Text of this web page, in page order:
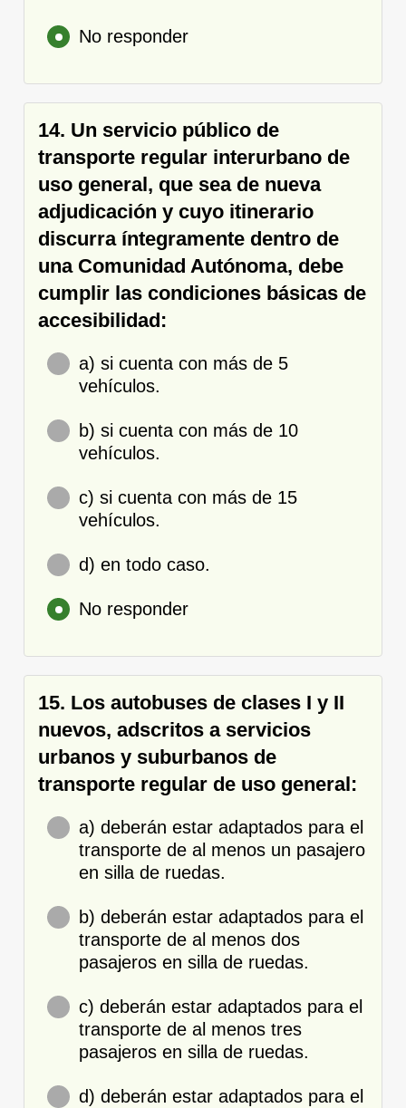
No responder
14. Un servicio público de
transporte regular interurbano de
uso general, que sea de nueva
adjudicación y cuyo itinerario
discurra íntegramente dentro de
una Comunidad Autónoma, debe
cumplir las condiciones básicas de
accesibilidad:
a) si cuenta con más de 5
vehículos.
b) si cuenta con más de 10
vehículos.
c) si cuenta con más de 15
vehículos.
d) en todo caso.
No responder
15. Los autobuses de clases I y II
nuevos, adscritos a servicios
urbanos y suburbanos de
transporte regular de uso general:
a) deberán estar adaptados para el
transporte de al menos un pasajero
en silla de ruedas.
b) deberán estar adaptados para el
transporte de al menos dos
pasajeros en silla de ruedas.
c) deberán estar adaptados para el
transporte de al menos tres
pasajeros en silla de ruedas.
d) deberán estar adaptados para el